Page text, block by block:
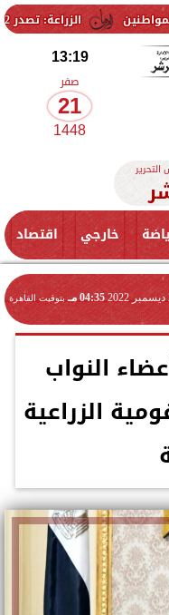
الزراعة: تصدر 712 ترخيص تشغيل جديد لمشروعات الثروة الحيوانية والداجنة.. وتسجيل 832 مخلوط أعلاف
13:19
صفر
21
1448
خارجي اقتصاد
04:35 مـ بتوقيت القاهرة
النواب
الزراعية